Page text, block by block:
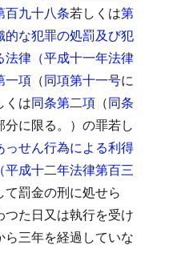
百九十八条若しくは第
的な犯罪の処罰及び犯
律（平成十一年法律
一項 （同項第十一号に
くは同条第二項 （同条
分に限る。）の罪若し
せん行為による利得
成十二年法律第百三
て罰金の刑に処せら
た日又は執行を受け
三年を経過していな